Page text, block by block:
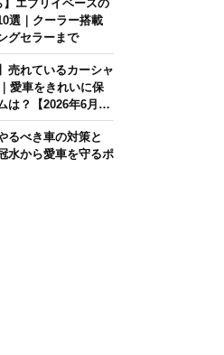
】エブリイベースの
選｜クーラー搭載
グセラーまで
売れているカーシャ
愛車をきれいに保
は？【2026年6月
るべき車の対策と
水から愛車を守るポ